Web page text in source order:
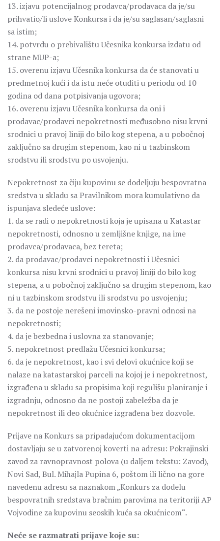
13. izjavu potencijalnog prodavca/prodavaca da je/su
prihvatio/li uslove Konkursa i da je/su saglasan/saglasni
sa istim;
14. potvrdu o prebivalištu Učesnika konkursa izdatu od
strane MUP-a;
15. overenu izjavu Učesnika konkursa da će stanovati u
predmetnoj kući i da istu neće otuđiti u periodu od 10
godina od dana potpisivanja ugovora;
16. overenu izjavu Učesnika konkursa da oni i
prodavac/prodavci nepokretnosti međusobno nisu krvni
srodnici u pravoj liniji do bilo kog stepena, a u pobočnoj
zaključno sa drugim stepenom, kao ni u tazbinskom
srodstvu ili srodstvu po usvojenju.
Nepokretnost za čiju kupovinu se dodeljuju bespovratna
sredstva u skladu sa Pravilnikom mora kumulativno da
ispunjava sledeće uslove:
1. da se radi o nepokretnosti koja je upisana u Katastar
nepokretnosti, odnosno u zemljišne knjige, na ime
prodavca/prodavaca, bez tereta;
2. da prodavac/prodavci nepokretnosti i Učesnici
konkursa nisu krvni srodnici u pravoj liniji do bilo kog
stepena, a u pobočnoj zaključno sa drugim stepenom, kao
ni u tazbinskom srodstvu ili srodstvu po usvojenju;
3. da ne postoje nerešeni imovinsko-pravni odnosi na
nepokretnosti;
4. da je bezbedna i uslovna za stanovanje;
5. nepokretnost predlažu Učesnici konkursa;
6. da je nepokretnost, kao i svi delovi okućnice koji se
nalaze na katastarskoj parceli na kojoj je i nepokretnost,
izgrađena u skladu sa propisima koji regulišu planiranje i
izgradnju, odnosno da ne postoji zabeležba da je
nepokretnost ili deo okućnice izgrađena bez dozvole.
Prijave na Konkurs sa pripadajućom dokumentacijom
dostavljaju se u zatvorenoj koverti na adresu: Pokrajinski
zavod za ravnopravnost polova (u daljem tekstu: Zavod),
Novi Sad, Bul. Mihajla Pupina 6, poštom ili lično na gore
navedenu adresu sa naznakom „Konkurs za dodelu
bespovratnih sredstava bračnim parovima na teritoriji AP
Vojvodine za kupovinu seoskih kuća sa okućnicom“.
Neće se razmatrati prijave koje su: